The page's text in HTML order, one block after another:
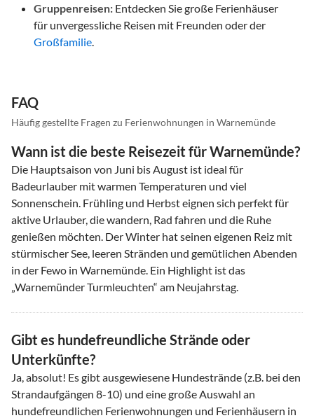
Gruppenreisen: Entdecken Sie große Ferienhäuser
für unvergessliche Reisen mit Freunden oder der
Großfamilie
FAQ
Häufig gestellte Fragen zu Ferienwohnungen in Warnemünde
Wann ist die beste Reisezeit für Warnemünde?
Die Hauptsaison von Juni bis August ist ideal für
Badeurlauber mit warmen Temperaturen und viel
Sonnenschein. Frühling und Herbst eignen sich perfekt für
aktive Urlauber, die wandern, Rad fahren und die Ruhe
genießen möchten. Der Winter hat seinen eigenen Reiz mit
stürmischer See, leeren Stränden und gemütlichen Abenden
in der Fewo in Warnemünde. Ein Highlight ist das
„Warnemünder Turmleuchten“ am Neujahrstag.
Gibt es hundefreundliche Strände oder
Unterkünfte?
Ja, absolut! Es gibt ausgewiesene Hundestrände (z.B. bei den
Strandaufgängen 8-10) und eine große Auswahl an
hundefreundlichen Ferienwohnungen und Ferienhäusern in